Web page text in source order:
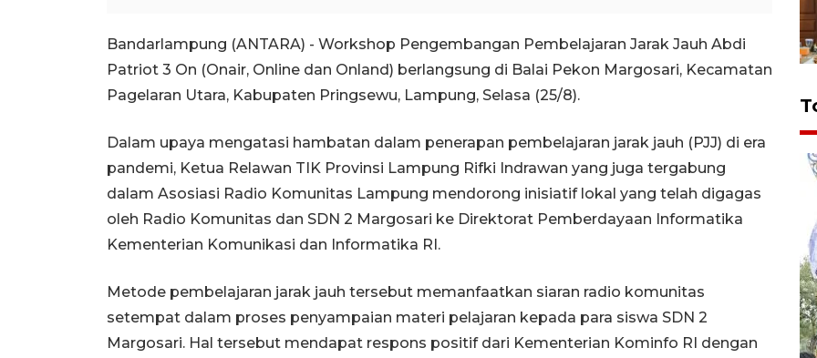
Bandarlampung (ANTARA) - Workshop Pengembangan Pembelajaran Jarak Jauh Abdi
Patriot 3 On (Onair, Online dan Onland) berlangsung di Balai Pekon Margosari, Kecamatan
Pagelaran Utara, Kabupaten Pringsewu, Lampung, Selasa (25/8).
Dalam upaya mengatasi hambatan dalam penerapan pembelajaran jarak jauh (PJJ) di era
pandemi, Ketua Relawan TIK Provinsi Lampung Rifki Indrawan yang juga tergabung
dalam Asosiasi Radio Komunitas Lampung mendorong inisiatif lokal yang telah digagas
oleh Radio Komunitas dan SDN 2 Margosari ke Direktorat Pemberdayaan Informatika
Kementerian Komunikasi dan Informatika RI.
Metode pembelajaran jarak jauh tersebut memanfaatkan siaran radio komunitas
setempat dalam proses penyampaian materi pelajaran kepada para siswa SDN 2
Margosari. Hal tersebut mendapat respons positif dari Kementerian Kominfo RI dengan